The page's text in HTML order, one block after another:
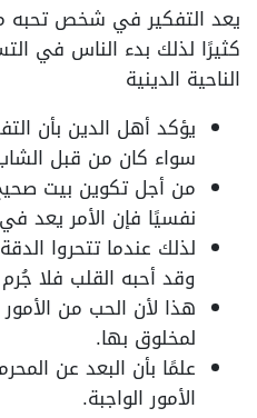
يعد التفكير في شخص تحبه
كثيرًا لذلك بدء الناس في
الناحية الدينية
يؤكد أهل الدين بأن
سواء كان من قبل
من أجل تكوين بيت
نفسيًا فإن الأمر يعد
لذلك عندما تتحروا
وقد أحبه القلب فلا
هذا لأن الحب من
لمخلوق بها.
علمًا بأن البعد عن
الأمور الواجبة.